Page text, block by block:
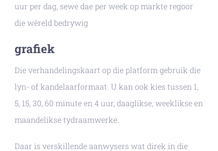
uur per dag, sewe dae per week op markte regoor
die wêreld bedrywig
grafiek
Die verhandelingskaart op die platform gebruik die
lyn- of kandelaarformaat. U kan ook kies tussen 1,
5, 15, 30, 60 minute en 4 uur, daaglikse, weeklikse en
maandelikse tydraamwerke.
Daar is verskillende aanwysers wat direk in die